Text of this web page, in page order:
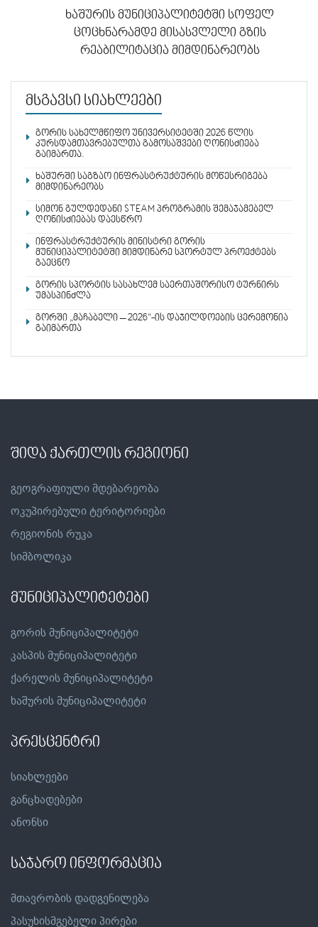
ხაშურის მუნიციპალიტეტში სოფელ
ცოცხნარამდე მისასვლელი გზის
რეაბილიტაცია მიმდინარეობს
მსგავსი სიახლეები
გორის სახელმწიფო უნივერსიტეტში 2026 წლის
კურსდამთავრებულთა გამოსაშვები ღონისძიება
გაიმართა.
ხაშურში საგზაო ინფრასტრუქტურის მოწესრიგება
მიმდინარეობს
სიმონ გულდედანი STEAM პროგრამის შემაჯამებელ
ღონისძიებას დაესწრო
ინფრასტრუქტურის მინისტრი გორის
მუნიციპალიტეტში მიმდინარე სპორტულ პროექტებს
გაეცნო
გორის სპორტის სასახლემ საერთაშორისო ტურნირს
უმასპინძლა
გორში „მაჩაბელი – 2026“-ის დაჯილდოების ცერემონია
გაიმართა
შიდა ქართლის რეგიონი
გეოგრაფიული მდებარეობა
ოკუპირებული ტერიტორიები
რეგიონის რუკა
სიმბოლიკა
მუნიციპალიტეტები
გორის მუნიციპალიტეტი
კასპის მუნიციპალიტეტი
ქარელის მუნიციპალიტეტი
ხაშურის მუნიციპალიტეტი
პრესცენტრი
სიახლეები
განცხადებები
ანონსი
საჯარო ინფორმაცია
მთავრობის დადგენილება
პასუხისმგებელი პირები